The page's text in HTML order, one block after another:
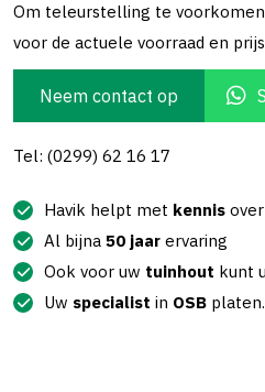
Om teleurstelling te
voor de actuele voorraad en
Neem contact op
Tel: (0299) 62 16 17
Havik helpt met kennis
Al bijna 50 jaar ervaring
Ook voor uw tuinhout kunt
Uw specialist in OSB platen.